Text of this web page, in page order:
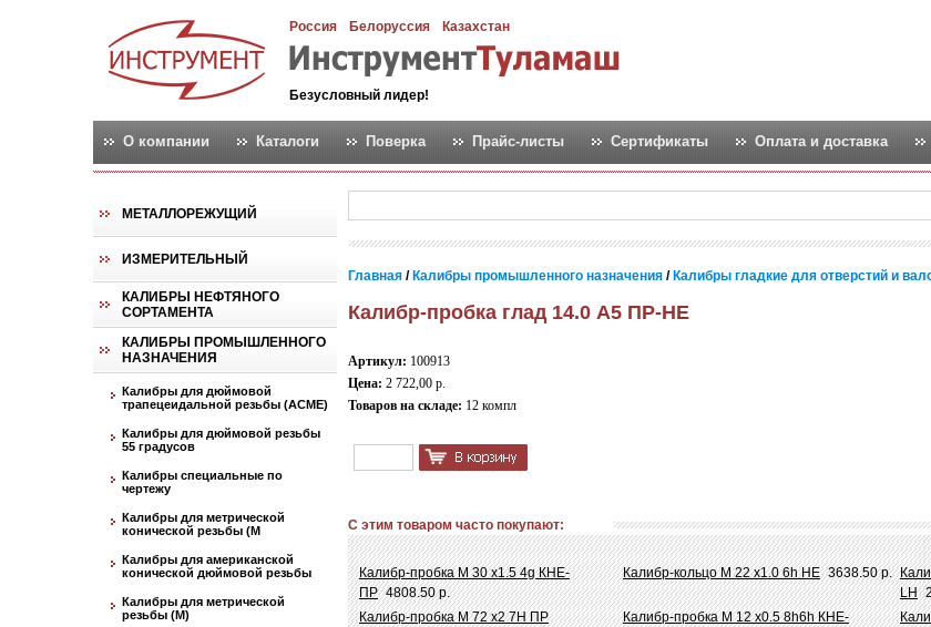
Россия Белоруссия Казахстан
Безусловный лидер!
О компании Каталоги Поверка Прайс-листы Сертификаты Оплата и доставка
МЕТАЛЛОРЕЖУЩИЙ
ИЗМЕРИТЕЛЬНЫЙ
КАЛИБРЫ НЕФТЯНОГО
СОРТАМЕНТА
КАЛИБРЫ ПРОМЫШЛЕННОГО
НАЗНАЧЕНИЯ
Калибры для дюймовой
трапецеидальной резьбы (АСМЕ)
Калибры для дюймовой резьбы
55 градусов
Калибры специальные по
чертежу
Калибры для метрической
конической резьбы (М
Калибры для американской
конической дюймовой резьбы
Калибры для метрической
резьбы (М)
Главная / Калибры промышленного назначения / Калибры гладкие для отверстий и
Калибр-пробка глад 14.0 A5 ПР-НЕ
Артикул: 100913
Цена: 2 722,00 р.
Товаров на складе: 12 компл
С этим товаром часто покупают:
Калибр-пробка М 30 х1.5 4g КНЕ-
ПР 4808.50 р.
Калибр-кольцо М 22 х1.0 6h НЕ 3638.50 р.
LH
Калибр-пробка М 72 х2 7Н ПР
Калибр-пробка М 12 х0.5 8h6h КНЕ-